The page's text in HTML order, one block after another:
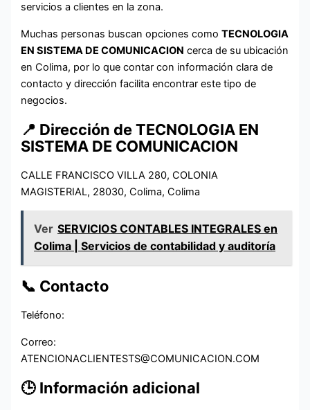
servicios a clientes en la zona.
Muchas personas buscan opciones comoTECNOLOGIA
EN SISTEMA DE COMUNICACION cerca de su ubicación
en Colima, por lo que contar con información clara de
contacto y dirección facilita encontrar este tipo de
negocios.
📍 Dirección de TECNOLOGIA EN
SISTEMA DE COMUNICACION
CALLE FRANCISCO VILLA 280, COLONIA
MAGISTERIAL, 28030, Colima, Colima
Ver SERVICIOS CONTABLES INTEGRALES en
Colima | Servicios de contabilidad y auditoría
📞 Contacto
Teléfono:
Correo:
ATENCIONACLIENTESTS@COMUNICACION.COM
🕒 Información adicional